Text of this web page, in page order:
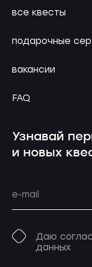
все квесты
подарочные
вакансии
FAQ
Узнавай
и новых
Даю
данных